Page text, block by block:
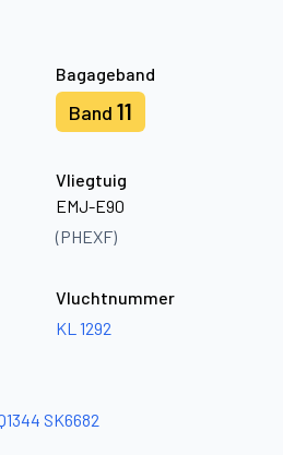
Bagageband
Band 11
Vliegtuig
EMJ-E90
(PHEXF)
Vluchtnummer
KL 1292
SK6682